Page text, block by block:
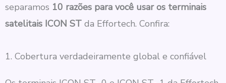
separamos 10 razões para você usar os terminais
satelitais ICON ST da Effortech. Confira:
1. Cobertura verdadeiramente global e confiável